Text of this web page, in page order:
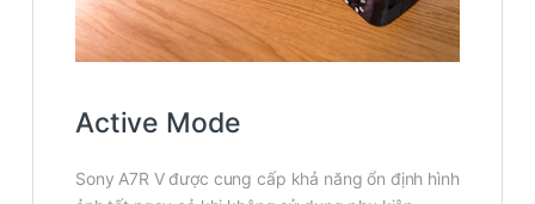
Active Mode
Sony A7R V được cung cấp khả năng ổn định hình